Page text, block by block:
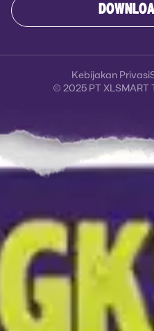
© 2025 PT XLSMART
Kebijakan Privasi